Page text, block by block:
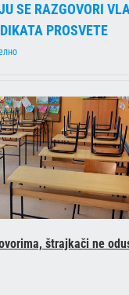
SE RAZGOVORI
PROSVETE
štrajkači ne